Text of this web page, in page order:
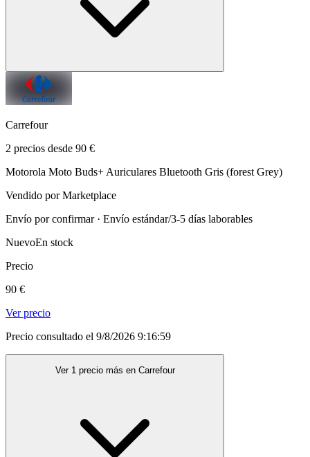
Carrefour
2 precios desde 90 €
Motorola Moto Buds+ Auriculares Bluetooth Gris (forest Grey)
Vendido por Marketplace
Envío por confirmar · Envío estándar/3-5 días laborables
NuevoEn stock
Precio
90 €
Ver precio
Precio consultado el 9/8/2026 9:16:59
Ver 1 precio más en Carrefour